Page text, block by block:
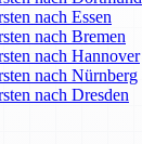
nach Essen
nach Bremen
nach Hannover
nach Nürnberg
nach Dresden